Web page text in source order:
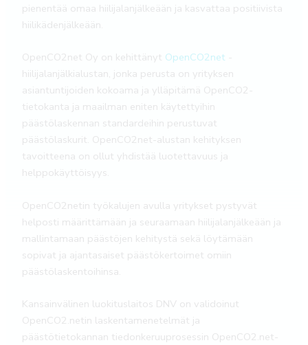
pienentää omaa hiilijalanjälkeään ja kasvattaa positiivista
hiilikädenjälkeään.
OpenCO2net Oy on kehittänyt OpenCO2net
hiilijalanjälkialustan, jonka perusta on yrityksen
asiantuntijoiden kokoama ja ylläpitämä OpenCO2-
tietokanta ja maailman eniten käytettyihin
päästölaskennan standardeihin perustuvat
päästölaskurit. OpenCO2net-alustan kehityksen
tavoitteena on ollut yhdistää luotettavuus ja
helppokäyttöisyys.
OpenCO2netin työkalujen avulla yritykset pystyvät
helposti määrittämään ja seuraamaan hiilijalanjälkeään ja
mallintamaan päästöjen kehitystä sekä löytämään
sopivat ja ajantasaiset päästökertoimet omiin
päästölaskentoihinsa.
Kansainvälinen luokituslaitos DNV on validoinut
OpenCO2.netin laskentamenetelmät ja
päästötietokannan tiedonkeruuprosessin OpenCO2.net-